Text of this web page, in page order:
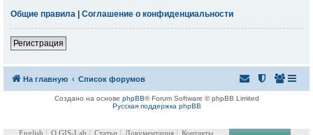
Общие правила | Соглашение о конфиденциальности
Регистрация
На главную Список форумов
Создано на основе phpBB® Forum Software © phpBB Limited
Русская поддержка phpBB
English О GIS-Lab Статьи Документация Контакты